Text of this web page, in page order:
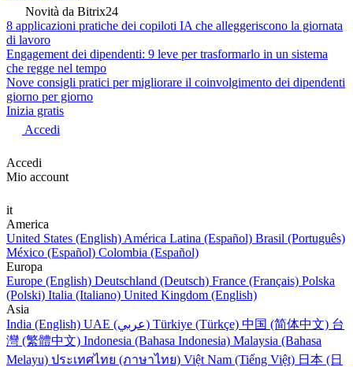
Novità da Bitrix24
8 applicazioni pratiche dei copiloti IA che alleggeriscono la giornata
di lavoro
Engagement dei dipendenti: 9 leve per trasformarlo in un sistema
che regge nel tempo
Nove consigli pratici per migliorare il coinvolgimento dei dipendenti
giorno per giorno
Inizia gratis
Accedi
Accedi
Mio account
it
America
United States (English) América Latina (Español) Brasil (Português)
México (Español) Colombia (Español)
Europa
Europe (English) Deutschland (Deutsch) France (Français) Polska
(Polski) Italia (Italiano) United Kingdom (English)
Asia
India (English)
UAE (عربي) Türkiye (Türkçe) 中国 (简体中文) 台
灣 (繁體中文) Indonesia (Bahasa Indonesia) Malaysia (Bahasa
Melayu) ประเทศไทย (ภาษาไทย) Việt Nam (Tiếng Việt) 日本 (日